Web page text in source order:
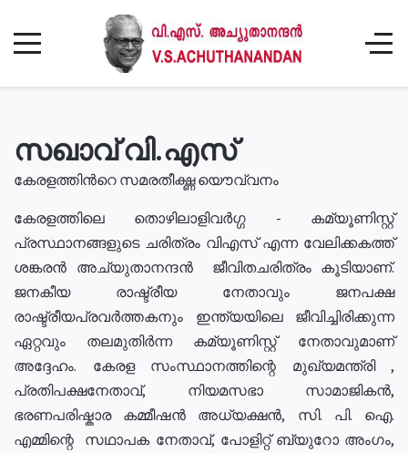
സഖാവ് വി.എസ്
കേരളത്തിൻറെ സമരതീക്ഷ്ണ യൌവ്വനം
കേരളത്തിലെ തൊഴിലാളിവർഗ്ഗ - കമ്യൂണിസ്റ്റ്
പ്രസ്ഥാനങ്ങളുടെ ചരിത്രം വിഎസ് എന്ന വേലിക്കകത്ത്
ശങ്കരൻ അച്യുതാനന്ദൻ ജീവിതചരിത്രം കൂടിയാണ്.
ജനകീയ രാഷ്ട്രീയ നേതാവും ജനപക്ഷ
രാഷ്ട്രീയപ്രവർത്തകനും ഇന്ത്യയിലെ ജീവിച്ചിരിക്കുന്ന
ഏറ്റവും തലമുതിർന്ന കമ്യൂണിസ്റ്റ് നേതാവുമാണ്
അദ്ദേഹം. കേരള സംസ്ഥാനത്തിന്റെ മുഖ്യമന്ത്രി ,
പ്രതിപക്ഷനേതാവ്, നിയമസഭാ സാമാജികൻ,
ഭരണപരിഷ്കാര കമ്മീഷൻ അധ്യക്ഷൻ, സി. പി. ഐ.
എമ്മിന്റെ സഥാപക നേതാവ്, പോളിറ്റ് ബ്യുറോ അംഗം,